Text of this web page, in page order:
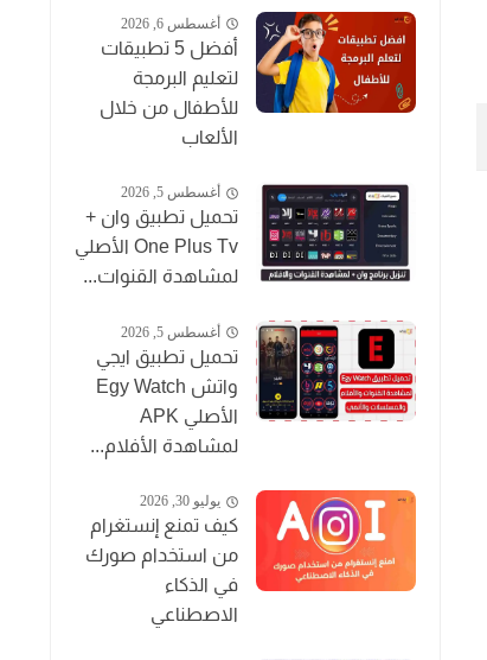
أغسطس 6, 2026
أفضل 5 تطبيقات
لتعليم البرمجة
للأطفال من خلال
الألعاب
أغسطس 5, 2026
تحميل تطبيق وان +
One Plus Tv الأصلي
لمشاهدة القنوات...
أغسطس 5, 2026
تحميل تطبيق ايجي
واتش Egy Watch
الأصلي APK
لمشاهدة الأفلام...
يوليو 30, 2026
كيف تمنع إنستغرام
من استخدام صورك
في الذكاء
الاصطناعي